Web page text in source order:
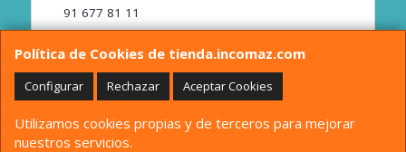
Política de Cookies de tienda.incomaz.com
Configurar Rechazar Aceptar Cookies
Utilizamos cookies propias y de terceros para mejorar
nuestros servicios.
91 677 81 11
tienda@incomaz.com
Horario
De Lunes a Viernes de 9:00 a 14:00